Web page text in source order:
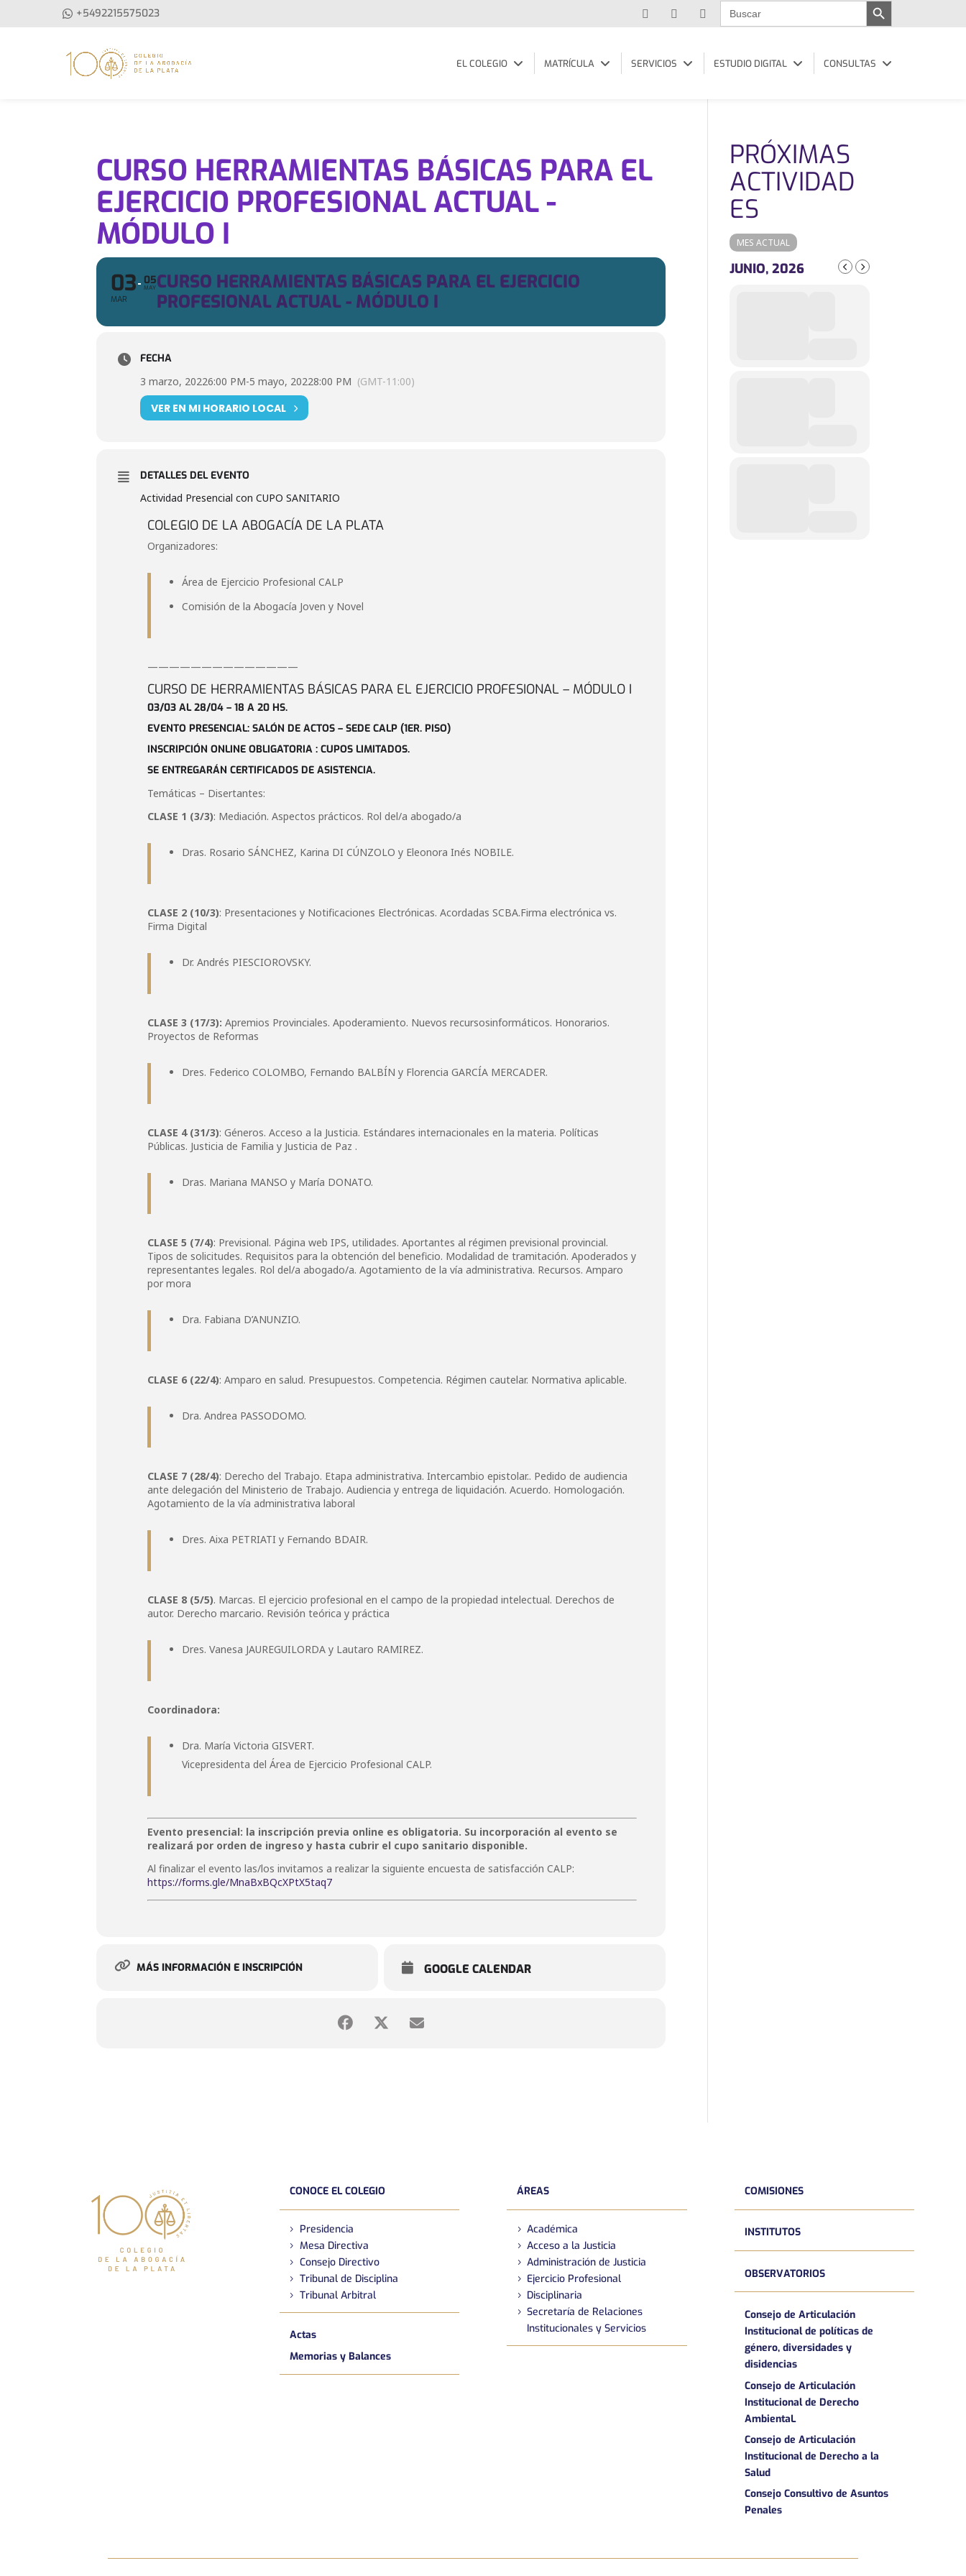
+5492215575023
Buscar:
EL COLEGIO MATRÍCULA SERVICIOS ESTUDIO DIGITAL CONSULTAS
CURSO HERRAMIENTAS BÁSICAS PARA EL
EJERCICIO PROFESIONAL ACTUAL -
MÓDULO I
03
MAR
05
MAYCURSO HERRAMIENTAS BÁSICAS PARA EL EJERCICIO
PROFESIONAL ACTUAL - MÓDULO I
FECHA
3 marzo, 20226:00 PM-5 mayo, 20228:00 PM (GMT-11:00)
VER EN MI HORARIO LOCAL
DETALLES DEL EVENTO
Actividad Presencial con CUPO SANITARIO
COLEGIO DE LA ABOGACÍA DE LA PLATA
Organizadores:
Área de Ejercicio Profesional CALP
Comisión de la Abogacía Joven y Novel
——————————————
CURSO DE HERRAMIENTAS BÁSICAS PARA EL EJERCICIO PROFESIONAL – MÓDULO I
03/03 AL 28/04 – 18 A 20 HS.
EVENTO PRESENCIAL: SALÓN DE ACTOS – SEDE CALP (1ER. PISO)
INSCRIPCIÓN ONLINE OBLIGATORIA : CUPOS LIMITADOS.
SE ENTREGARÁN CERTIFICADOS DE ASISTENCIA.
Temáticas – Disertantes:
CLASE 1 (3/3): Mediación. Aspectos prácticos. Rol del/a abogado/a
Dras. Rosario SÁNCHEZ, Karina DI CÚNZOLO y Eleonora Inés NOBILE.
CLASE 2 (10/3): Presentaciones y Notificaciones Electrónicas. Acordadas SCBA.Firma electrónica vs.
Firma Digital
Dr. Andrés PIESCIOROVSKY.
CLASE 3 (17/3): Apremios Provinciales. Apoderamiento. Nuevos recursosinformáticos. Honorarios.
Proyectos de Reformas
Dres. Federico COLOMBO, Fernando BALBÍN y Florencia GARCÍA MERCADER.
CLASE 4 (31/3): Géneros. Acceso a la Justicia. Estándares internacionales en la materia. Políticas
Públicas. Justicia de Familia y Justicia de Paz .
Dras. Mariana MANSO y María DONATO.
CLASE 5 (7/4): Previsional. Página web IPS, utilidades. Aportantes al régimen previsional provincial.
Tipos de solicitudes. Requisitos para la obtención del beneficio. Modalidad de tramitación. Apoderados y
representantes legales. Rol del/a abogado/a. Agotamiento de la vía administrativa. Recursos. Amparo
por mora
Dra. Fabiana D’ANUNZIO.
CLASE 6 (22/4): Amparo en salud. Presupuestos. Competencia. Régimen cautelar. Normativa aplicable.
Dra. Andrea PASSODOMO.
CLASE 7 (28/4): Derecho del Trabajo. Etapa administrativa. Intercambio epistolar.. Pedido de audiencia
ante delegación del Ministerio de Trabajo. Audiencia y entrega de liquidación. Acuerdo. Homologación.
Agotamiento de la vía administrativa laboral
Dres. Aixa PETRIATI y Fernando BDAIR.
CLASE 8 (5/5). Marcas. El ejercicio profesional en el campo de la propiedad intelectual. Derechos de
autor. Derecho marcario. Revisión teórica y práctica
Dres. Vanesa JAUREGUILORDA y Lautaro RAMIREZ.
Coordinadora:
Dra. María Victoria GISVERT.
Vicepresidenta del Área de Ejercicio Profesional CALP.
Evento presencial: la inscripción previa online es obligatoria. Su incorporación al evento se
realizará por orden de ingreso y hasta cubrir el cupo sanitario disponible.
Al finalizar el evento las/los invitamos a realizar la siguiente encuesta de satisfacción CALP:
https://forms.gle/MnaBxBQcXPtX5taq7
MÁS INFORMACIÓN E INSCRIPCIÓN GOOGLE CALENDAR
PRÓXIMAS
ACTIVIDAD
ES
MES ACTUAL
JUNIO, 2026
CONOCE EL COLEGIO
Presidencia
Mesa Directiva
Consejo Directivo
Tribunal de Disciplina
Tribunal Arbitral
Actas
Memorias y Balances
ÁREAS
Académica
Acceso a la Justicia
Administración de Justicia
Ejercicio Profesional
Disciplinaria
Secretaría de Relaciones
Institucionales y Servicios
COMISIONES
INSTITUTOS
OBSERVATORIOS
Consejo de Articulación
Institucional de políticas de
género, diversidades y
disidencias
Consejo de Articulación
Institucional de Derecho
AmbientaL
Consejo de Articulación
Institucional de Derecho a la
Salud
Consejo Consultivo de Asuntos
Penales